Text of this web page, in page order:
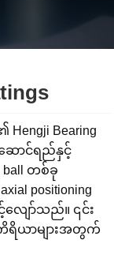
Hengji Bearing
ောင်ရည်နှင့်
ball တစ်ခု
positioning
ော်သည်။ ၎င်း
ရိယာများအတွက်